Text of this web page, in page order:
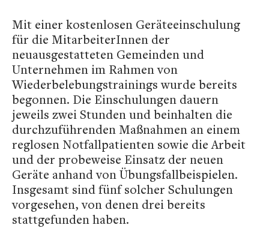
Mit einer kostenlosen Geräteeinschulung
für die MitarbeiterInnen der
neuausgestatteten Gemeinden und
Unternehmen im Rahmen von
Wiederbelebungstrainings wurde bereits
begonnen. Die Einschulungen dauern
jeweils zwei Stunden und beinhalten die
durchzuführenden Maßnahmen an einem
reglosen Notfallpatienten sowie die Arbeit
und der probeweise Einsatz der neuen
Geräte anhand von Übungsfallbeispielen.
Insgesamt sind fünf solcher Schulungen
vorgesehen, von denen drei bereits
stattgefunden haben.